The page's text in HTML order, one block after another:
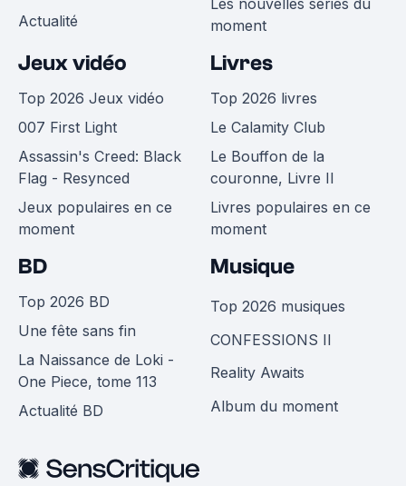
Actualité
Les nouvelles séries du
moment
Jeux vidéo
Top 2026 Jeux vidéo
007 First Light
Assassin's Creed: Black
Flag - Resynced
Jeux populaires en ce
moment
Livres
Top 2026 livres
Le Calamity Club
Le Bouffon de la
couronne, Livre II
Livres populaires en ce
moment
BD
Top 2026 BD
Une fête sans fin
La Naissance de Loki -
One Piece, tome 113
Actualité BD
Musique
Top 2026 musiques
CONFESSIONS II
Reality Awaits
Album du moment